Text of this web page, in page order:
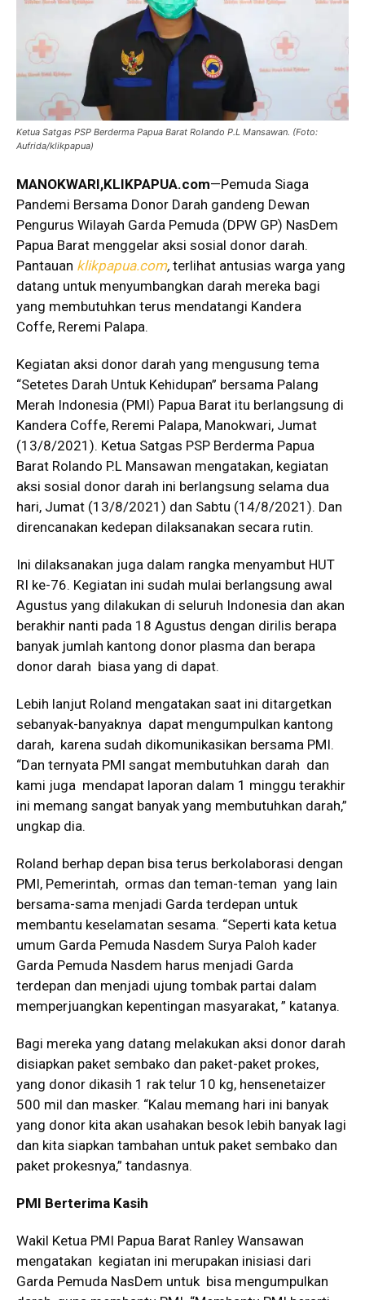
Ketua Satgas PSP Berderma Papua Barat Rolando P.L Mansawan. (Foto:
Aufrida/klikpapua)
MANOKWARI,KLIKPAPUA.com—Pemuda Siaga
Pandemi Bersama Donor Darah gandeng Dewan
Pengurus Wilayah Garda Pemuda (DPW GP) NasDem
Papua Barat menggelar aksi sosial donor darah.
Pantauan klikpapua.com, terlihat antusias warga yang
datang untuk menyumbangkan darah mereka bagi
yang membutuhkan terus mendatangi Kandera
Coffe, Reremi Palapa.
Kegiatan aksi donor darah yang mengusung tema
“Setetes Darah Untuk Kehidupan” bersama Palang
Merah Indonesia (PMI) Papua Barat itu berlangsung di
Kandera Coffe, Reremi Palapa, Manokwari, Jumat
(13/8/2021). Ketua Satgas PSP Berderma Papua
Barat Rolando P.L Mansawan mengatakan, kegiatan
aksi sosial donor darah ini berlangsung selama dua
hari, Jumat (13/8/2021) dan Sabtu (14/8/2021). Dan
direncanakan kedepan dilaksanakan secara rutin.
Ini dilaksanakan juga dalam rangka menyambut HUT
RI ke-76. Kegiatan ini sudah mulai berlangsung awal
Agustus yang dilakukan di seluruh Indonesia dan akan
berakhir nanti pada 18 Agustus dengan dirilis berapa
banyak jumlah kantong donor plasma dan berapa
donor darah biasa yang di dapat.
Lebih lanjut Roland mengatakan saat ini ditargetkan
sebanyak-banyaknya dapat mengumpulkan kantong
darah, karena sudah dikomunikasikan bersama PMI.
“Dan ternyata PMI sangat membutuhkan darah dan
kami juga mendapat laporan dalam 1 minggu terakhir
ini memang sangat banyak yang membutuhkan darah,”
ungkap dia.
Roland berhap depan bisa terus berkolaborasi dengan
PMI, Pemerintah, ormas dan teman-teman yang lain
bersama-sama menjadi Garda terdepan untuk
membantu keselamatan sesama. “Seperti kata ketua
umum Garda Pemuda Nasdem Surya Paloh kader
Garda Pemuda Nasdem harus menjadi Garda
terdepan dan menjadi ujung tombak partai dalam
memperjuangkan kepentingan masyarakat, ” katanya.
Bagi mereka yang datang melakukan aksi donor darah
disiapkan paket sembako dan paket-paket prokes,
yang donor dikasih 1 rak telur 10 kg, hensenetaizer
500 mil dan masker. “Kalau memang hari ini banyak
yang donor kita akan usahakan besok lebih banyak lagi
dan kita siapkan tambahan untuk paket sembako dan
paket prokesnya,” tandasnya.
PMI Berterima Kasih
Wakil Ketua PMI Papua Barat Ranley Wansawan
mengatakan kegiatan ini merupakan inisiasi dari
Garda Pemuda NasDem untuk bisa mengumpulkan